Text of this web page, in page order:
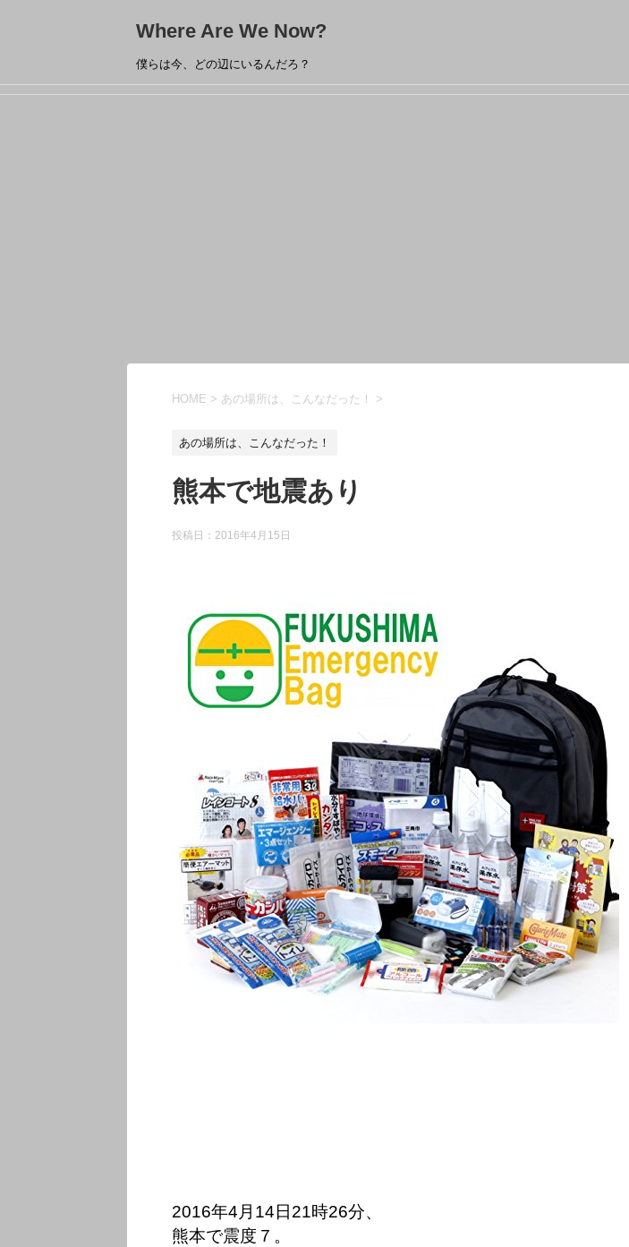
Where Are We Now?
僕らは今、どの辺にいるんだろ？
HOME > あの場所は、こんなだった！ >
あの場所は、こんなだった！
熊本で地震あり
投稿日： 2016年4月15日
2016年4月14日21時26分、
熊本で震度７。